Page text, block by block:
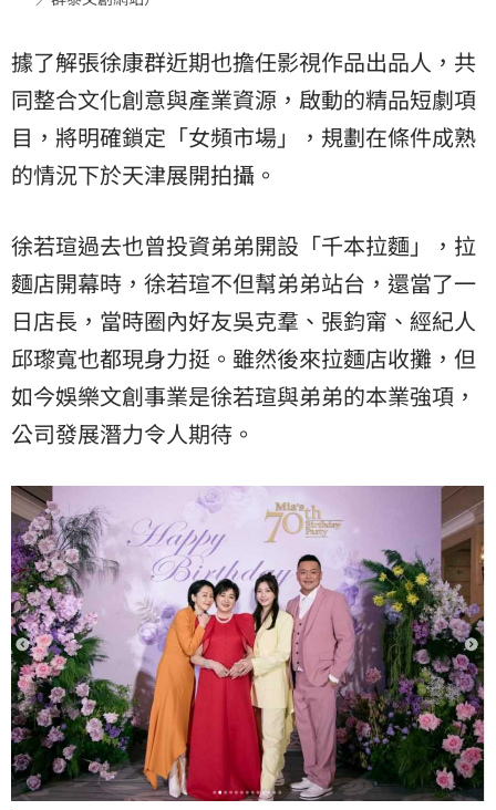
據了解張徐康群近期也擔任影視作品出品人，共
同整合文化創意與產業資源，啟動的精品短劇項
目，將明確鎖定「女頻市場」，規劃在條件成熟
的情況下於天津展開拍攝。
徐若瑄過去也曾投資弟弟開設「千本拉麵」，拉
麵店開幕時，徐若瑄不但幫弟弟站台，還當了一
日店長，當時圈內好友吳克羣、張鈞甯、經紀人
邱瓈寬也都現身力挺。雖然後來拉麵店收攤，但
如今娛樂文創事業是徐若瑄與弟弟的本業強項，
公司發展潛力令人期待。